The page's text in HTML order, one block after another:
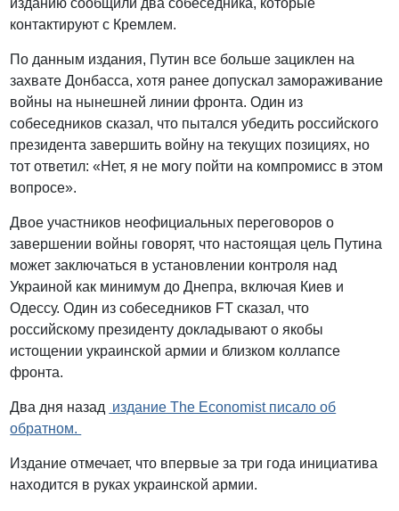
изданию сообщили два собеседника, которые
контактируют с Кремлем.
По данным издания, Путин все больше зациклен на
захвате Донбасса, хотя ранее допускал замораживание
войны на нынешней линии фронта. Один из
собеседников сказал, что пытался убедить российского
президента завершить войну на текущих позициях, но
тот ответил: «Нет, я не могу пойти на компромисс в этом
вопросе».
Двое участников неофициальных переговоров о
завершении войны говорят, что настоящая цель Путина
может заключаться в установлении контроля над
Украиной как минимум до Днепра, включая Киев и
Одессу. Один из собеседников FT сказал, что
российскому президенту докладывают о якобы
истощении украинской армии и близком коллапсе
фронта.
Два дня назад издание The Economist писало об
обратном.
Издание отмечает, что впервые за три года инициатива
находится в руках украинской армии.